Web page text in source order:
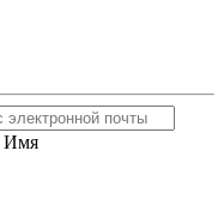
Имя